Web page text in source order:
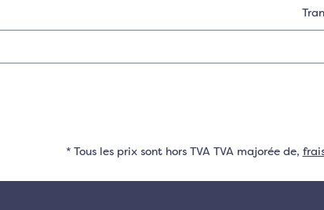
* Tous les prix sont hors TVA TVA majorée de,